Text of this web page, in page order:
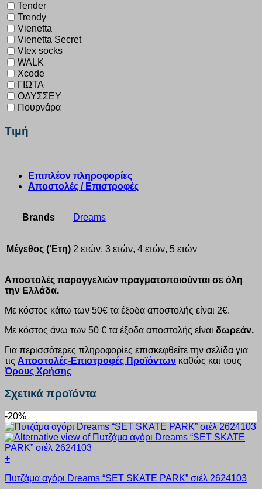
Tender
Trendy
Vienetta
Vienetta Secret
Vtex socks
WALK
Xcode
ΓΙΩΤΑ
ΟΔΥΣΣΕΥ
Πουρνάρα
Τιμή
Επιπλέον πληροφορίες
Αποστολές / Επιστροφές
Brands Dreams
Μέγεθος ('Ετη) 2 ετών, 3 ετών, 4 ετών, 5 ετών
Αποστολές παραγγελιών πραγματοποιούνται σε όλη
την Ελλάδα.
Με κόστος κάτω των 50€ τα έξοδα αποστολής είναι 2€.
Με κόστος άνω των 50 € τα έξοδα αποστολής είναι δωρεάν.
Για περισσότερες πληροφορίες επισκεφθείτε την σελίδα για
τις Αποστολές-Επιστροφές Προϊόντων καθώς και τους
Όρους Χρήσης
Σχετικά προϊόντα
-20%
+
το
Πυτζάμα αγόρι Dreams “SET SKATE PARK” σιέλ 2624103